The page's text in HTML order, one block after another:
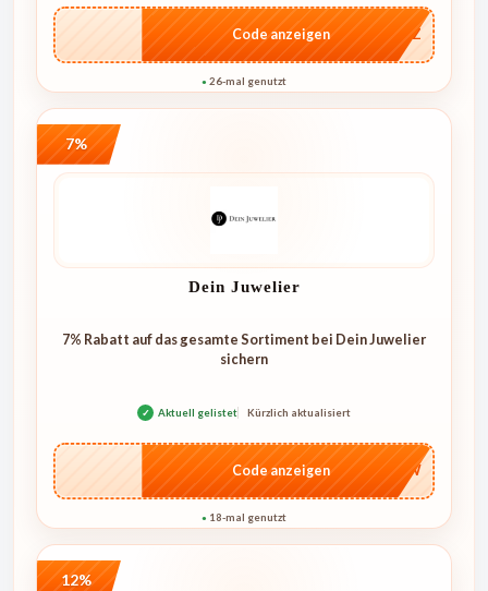
…AMAZ
Code anzeigen
● 26-mal genutzt
7%
Dein Juwelier
7% Rabatt auf das gesamte Sortiment bei Dein Juwelier
sichern
✓ Aktuell gelistet Kürzlich aktualisiert
…6AW
Code anzeigen
● 18-mal genutzt
12%